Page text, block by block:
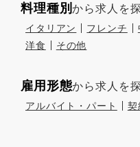
料理種別から求人を
イタリアン フレンチ
洋食
その他
雇用形態から求人を
アルバイト・パート 契